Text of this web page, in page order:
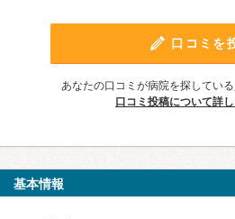
口コミを
あなたの口コミが病院を探している
口コミ投稿について詳
基本情報